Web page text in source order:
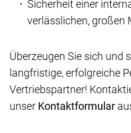
Sicherheit einer
verlässlichen, großen
Überzeugen Sie sich und
langfristige, erfolgreiche
Vertriebspartner!
unser Kontaktformular